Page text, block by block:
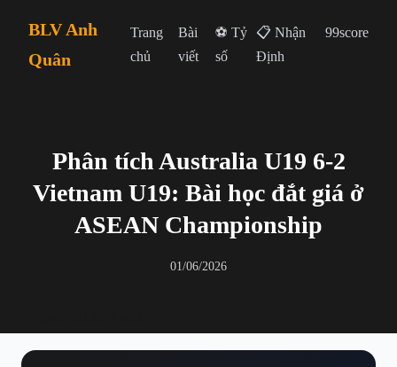
BLV Anh
Quân
Trang
chủ
Bài
viết
⚽ Tỷ
số
📋 Nhận
Định
99score
Phân tích Australia U19 6-2
Vietnam U19: Bài học đắt giá ở
ASEAN Championship
01/06/2026